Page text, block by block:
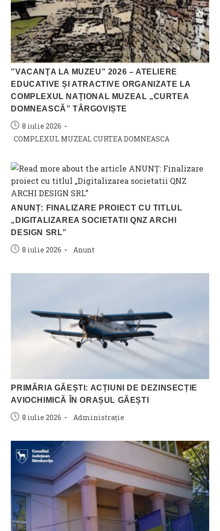
”VACANŢA LA MUZEU” 2026 – ATELIERE
EDUCATIVE ȘI ATRACTIVE ORGANIZATE LA
COMPLEXUL NAȚIONAL MUZEAL „CURTEA
DOMNEASCĂ” TÂRGOVIȘTE
Post
published:
8 iulie 2026
Post
COMPLEXUL MUZEAL CURTEA DOMNEASCA
ANUNȚ: FINALIZARE PROIECT CU TITLUL
„DIGITALIZAREA SOCIETATII QNZ ARCHI
DESIGN SRL”
Post8 iulie 2026
Post
Anunt
PRIMĂRIA GĂEȘTI: ACȚIUNI DE DEZINSECȚIE
AVIOCHIMICĂ ÎN ORAȘUL GĂEȘTI
Post8 iulie 2026
Post
Administrație